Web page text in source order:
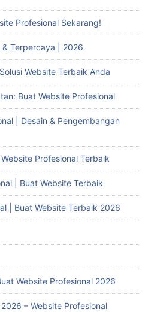
Profesional Sekarang!
& Terpercaya | 2026
Website Terbaik Anda
Buat Website Profesional
| Desain & Pengembangan
Profesional Terbaik
| Buat Website Terbaik
| Buat Website Terbaik 2026
Website Profesional 2026
– Website Profesional